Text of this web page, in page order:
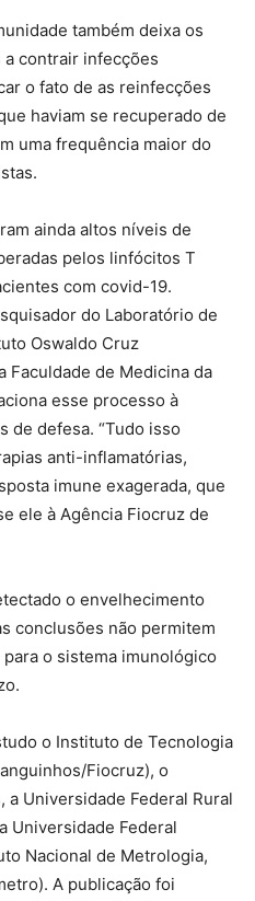
também deixa os
contrair infecções
o fato de as reinfecções
haviam se recuperado de
uma frequência maior do
ainda altos níveis de
pelos linfócitos T
com covid-19.
do Laboratório de
Oswaldo Cruz
Faculdade de Medicina da
esse processo à
de defesa. “Tudo isso
anti-inflamatórias,
imune exagerada, que
ele à Agência Fiocruz de
o envelhecimento
conclusões não permitem
o sistema imunológico
o Instituto de Tecnologia
Fiocruz), o
a Universidade Federal Rural
Universidade Federal
Nacional de Metrologia,
A publicação foi